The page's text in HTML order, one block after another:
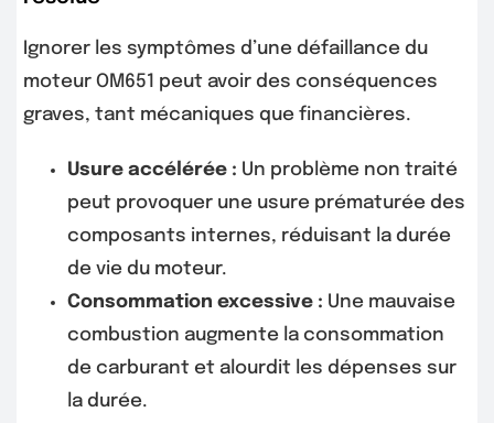
Ignorer les symptômes d’une défaillance du
moteur OM651 peut avoir des conséquences
graves, tant mécaniques que financières.
Usure accélérée : Un problème non traité
peut provoquer une usure prématurée des
composants internes, réduisant la durée
de vie du moteur.
Consommation excessive : Une mauvaise
combustion augmente la consommation
de carburant et alourdit les dépenses sur
la durée.